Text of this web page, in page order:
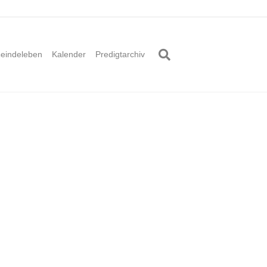
Kalender Predigtarchiv